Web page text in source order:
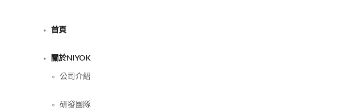
首頁
關於NIYOK
公司介紹
研發團隊